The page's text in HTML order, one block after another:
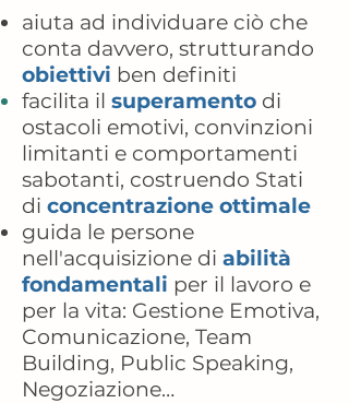
aiuta ad individuare ciò che
conta davvero, strutturando
obiettivi ben definiti
facilita il superamento di
ostacoli emotivi, convinzioni
limitanti e comportamenti
sabotanti, costruendo Stati
di concentrazione ottimale
guida le persone
nell'acquisizione di abilità
fondamentali per il lavoro e
per la vita: Gestione Emotiva,
Comunicazione, Team
Building, Public Speaking,
Negoziazione…